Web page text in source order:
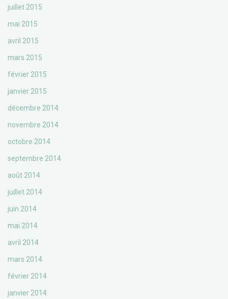
juillet 2015
mai 2015
avril 2015
mars 2015
février 2015
janvier 2015
décembre 2014
novembre 2014
octobre 2014
septembre 2014
août 2014
juillet 2014
juin 2014
mai 2014
avril 2014
mars 2014
février 2014
janvier 2014